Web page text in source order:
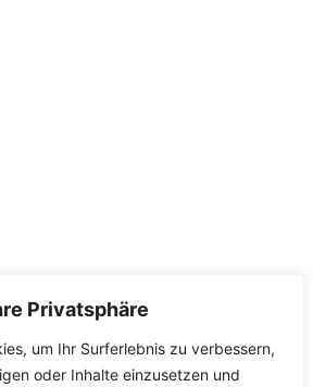
Privatsphäre
um Ihr Surferlebnis zu verbessern,
oder Inhalte einzusetzen und